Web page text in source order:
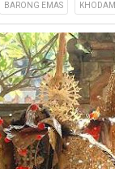
BARONG EMAS KHODAM